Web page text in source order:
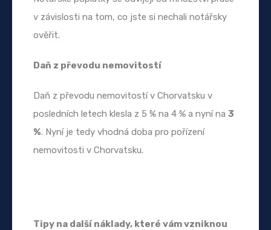
v závislosti na tom, co jste si nechali notářsky
ověřit.
Daň z převodu nemovitostí
Daň z převodu nemovitostí v Chorvatsku v
posledních letech klesla z 5 % na 4 % a nyní na 3
%. Nyní je tedy vhodná doba pro pořízení
nemovitosti v Chorvatsku.
Tipy na další náklady, které vám vzniknou